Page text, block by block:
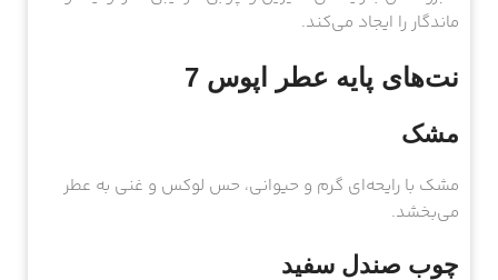
ماندگار را ایجاد می‌کند.
نت‌های پایه عطر اپوس 7
مشک
مشک با رایحه‌ای گرم و حیوانی، حس لوکس و غنی به عطر
می‌بخشد.
چوب صندل سفید